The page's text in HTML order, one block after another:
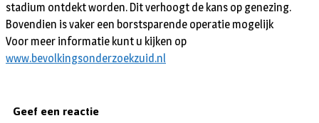
stadium ontdekt worden. Dit verhoogt de kans op genezing.
Bovendien is vaker een borstsparende operatie mogelijk
Voor meer informatie kunt u kijken op
www.bevolkingsonderzoekzuid.nl
Geef een reactie